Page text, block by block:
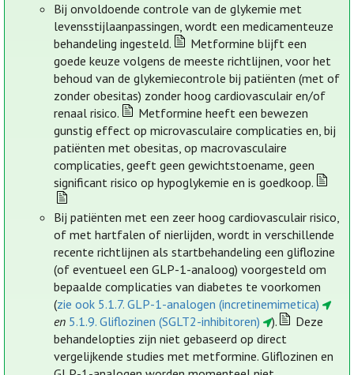
Bij onvoldoende controle van de glykemie met
levensstijlaanpassingen, wordt een medicamenteuze
behandeling ingesteld.
Metformine blijft een
goede keuze volgens de meeste richtlijnen, voor het
behoud van de glykemiecontrole bij patiënten (met of
zonder obesitas) zonder hoog cardiovasculair en/of
renaal risico.
Metformine heeft een bewezen
gunstig effect op microvasculaire complicaties en, bij
patiënten met obesitas, op macrovasculaire
complicaties, geeft geen gewichtstoename, geen
significant risico op hypoglykemie en is goedkoop.
Bij patiënten met een zeer hoog cardiovasculair risico,
of met hartfalen of nierlijden, wordt in verschillende
recente richtlijnen als startbehandeling een gliflozine
(of eventueel een GLP-1-analoog) voorgesteld om
bepaalde complicaties van diabetes te voorkomen
(zie ook 5.1.7. GLP-1-analogen (incretinemimetica)
en 5.1.9. Gliflozinen (SGLT2-inhibitoren) ).
Deze
behandelopties zijn niet gebaseerd op direct
vergelijkende studies met metformine. Gliflozinen en